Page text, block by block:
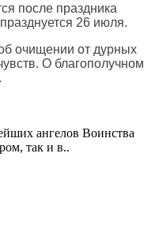
после праздника
26 июля.
очищении от дурных
О благополучном
ангелов Воинства
так и в..